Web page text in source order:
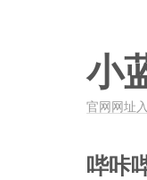
小
官网网址
哔咔